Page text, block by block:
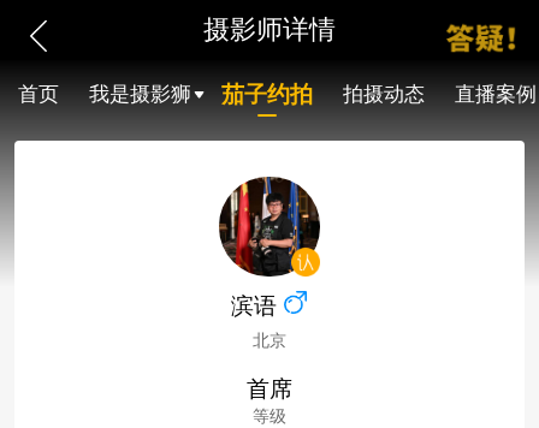
摄影师详情
首页 我是摄影狮 茄子约拍 拍摄动态 直播案例
滨语
北京
首席
等级